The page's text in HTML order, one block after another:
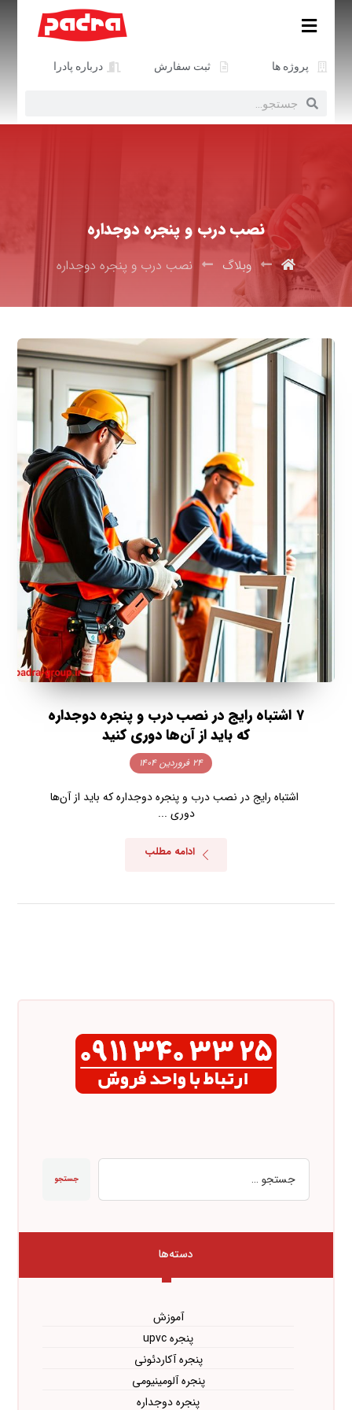
پروژه ها ثبت سفارش درباره پادرا
نصب درب و پنجره دوجداره
وبلاگ نصب درب و پنجره دوجداره
۷ اشتباه رایج در نصب درب و پنجره دوجداره
که باید از آن‌ها دوری کنید
۲۴ فروردین ۱۴۰۴
اشتباه رایج در نصب درب و پنجره دوجداره که باید از آن‌ها
دوری ...
ادامه مطلب
جستجو
دسته‌ها
آموزش
پنجره upvc
پنجره آکاردئونی
پنجره آلومینیومی
پنجره دوجداره